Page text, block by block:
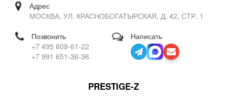
Адрес
МОСКВА, УЛ. КРАСНОБОГАТЫРСКАЯ, Д. 42, СТР. 1
Позвонить
+7 495 609-61-22
+7 991 651-36-36
Написать
PRESTIGE-Z